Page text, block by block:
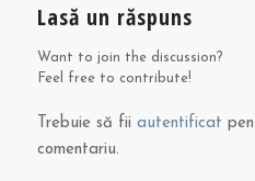
Lasă un răspuns
Want to join the discussion?
Feel free to contribute!
Trebuie să fii autentificat
comentariu.